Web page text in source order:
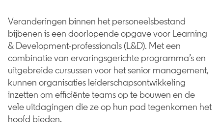
Veranderingen binnen het personeelsbestand
bijbenen is een doorlopende opgave voor Learning
& Development-professionals (L&D). Met een
combinatie van ervaringsgerichte programma’s en
uitgebreide cursussen voor het senior management,
kunnen organisaties leiderschapsontwikkeling
inzetten om efficiënte teams op te bouwen en de
vele uitdagingen die ze op hun pad tegenkomen het
hoofd bieden.